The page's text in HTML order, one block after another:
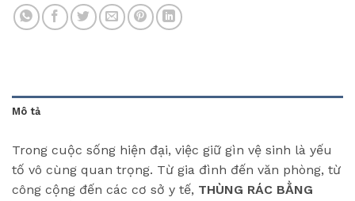
Mô tả
Trong cuộc sống hiện đại, việc giữ gìn vệ sinh là yếu
tố vô cùng quan trọng. Từ gia đình đến văn phòng, từ
công cộng đến các cơ sở y tế, THÙNG RÁC BẰNG